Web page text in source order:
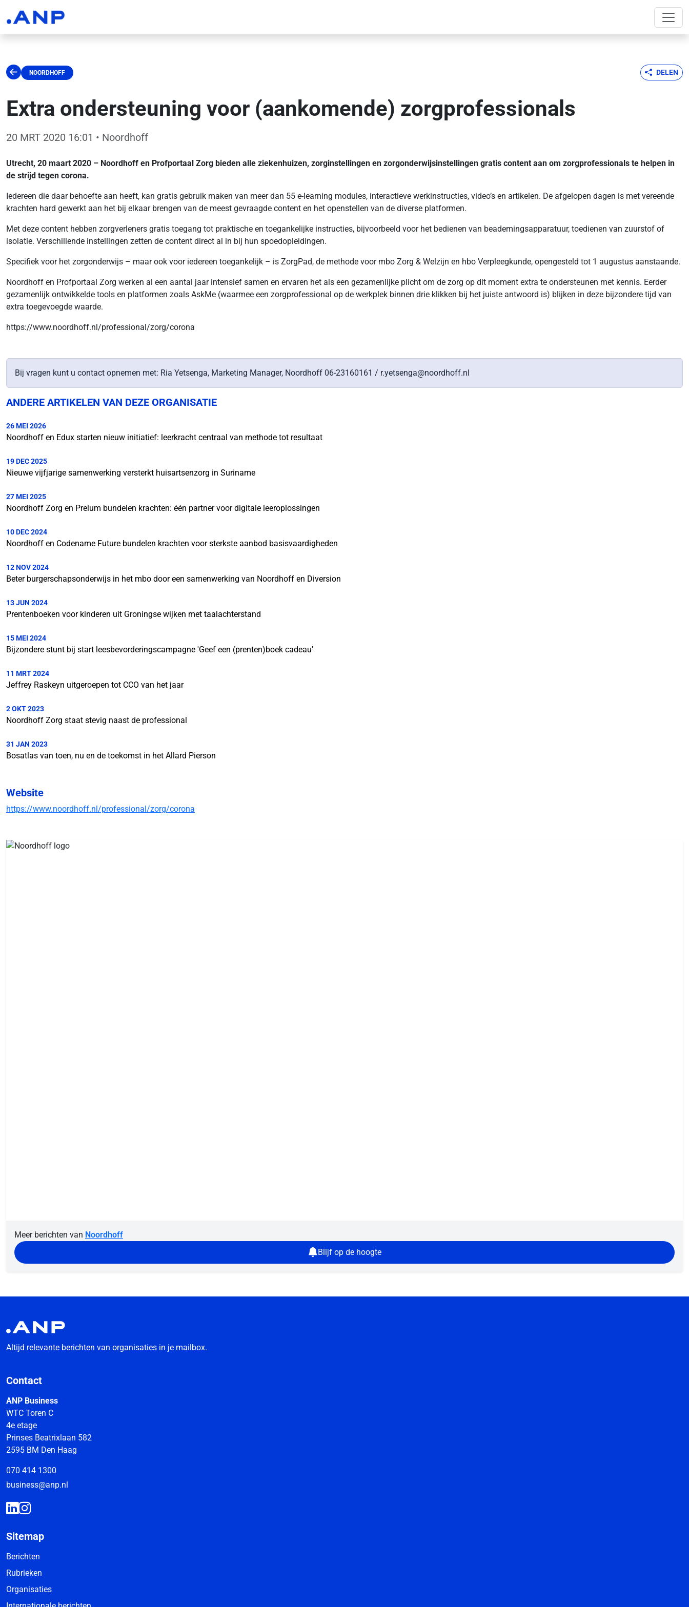
NOORDHOFF DELEN
Extra ondersteuning voor (aankomende) zorgprofessionals
20 MRT 2020 16:01 • Noordhoff
Utrecht, 20 maart 2020 – Noordhoff en Profportaal Zorg bieden alle ziekenhuizen, zorginstellingen en zorgonderwijsinstellingen gratis content aan om zorgprofessionals te helpen in
de strijd tegen corona.
Iedereen die daar behoefte aan heeft, kan gratis gebruik maken van meer dan 55 e-learning modules, interactieve werkinstructies, video’s en artikelen. De afgelopen dagen is met vereende
krachten hard gewerkt aan het bij elkaar brengen van de meest gevraagde content en het openstellen van de diverse platformen.
Met deze content hebben zorgverleners gratis toegang tot praktische en toegankelijke instructies, bijvoorbeeld voor het bedienen van beademingsapparatuur, toedienen van zuurstof of
isolatie. Verschillende instellingen zetten de content direct al in bij hun spoedopleidingen.
Specifiek voor het zorgonderwijs – maar ook voor iedereen toegankelijk – is ZorgPad, de methode voor mbo Zorg & Welzijn en hbo Verpleegkunde, opengesteld tot 1 augustus aanstaande.
Noordhoff en Profportaal Zorg werken al een aantal jaar intensief samen en ervaren het als een gezamenlijke plicht om de zorg op dit moment extra te ondersteunen met kennis. Eerder
gezamenlijk ontwikkelde tools en platformen zoals AskMe (waarmee een zorgprofessional op de werkplek binnen drie klikken bij het juiste antwoord is) blijken in deze bijzondere tijd van
extra toegevoegde waarde.
https://www.noordhoff.nl/professional/zorg/corona
Bij vragen kunt u contact opnemen met: Ria Yetsenga, Marketing Manager, Noordhoff 06-23160161 / r.yetsenga@noordhoff.nl
ANDERE ARTIKELEN VAN DEZE ORGANISATIE
26 MEI 2026
Noordhoff en Edux starten nieuw initiatief: leerkracht centraal van methode tot resultaat
19 DEC 2025
Nieuwe vijfjarige samenwerking versterkt huisartsenzorg in Suriname
27 MEI 2025
Noordhoff Zorg en Prelum bundelen krachten: één partner voor digitale leeroplossingen
10 DEC 2024
Noordhoff en Codename Future bundelen krachten voor sterkste aanbod basisvaardigheden
12 NOV 2024
Beter burgerschapsonderwijs in het mbo door een samenwerking van Noordhoff en Diversion
13 JUN 2024
Prentenboeken voor kinderen uit Groningse wijken met taalachterstand
15 MEI 2024
Bijzondere stunt bij start leesbevorderingscampagne 'Geef een (prenten)boek cadeau'
11 MRT 2024
Jeffrey Raskeyn uitgeroepen tot CCO van het jaar
2 OKT 2023
Noordhoff Zorg staat stevig naast de professional
31 JAN 2023
Bosatlas van toen, nu en de toekomst in het Allard Pierson
Website
https://www.noordhoff.nl/professional/zorg/corona
Meer berichten van Noordhoff
Blijf op de hoogte
Altijd relevante berichten van organisaties in je mailbox.
Contact
ANP Business
WTC Toren C
4e etage
Prinses Beatrixlaan 582
2595 BM Den Haag
070 414 1300
business@anp.nl
Sitemap
Berichten
Rubrieken
Organisaties